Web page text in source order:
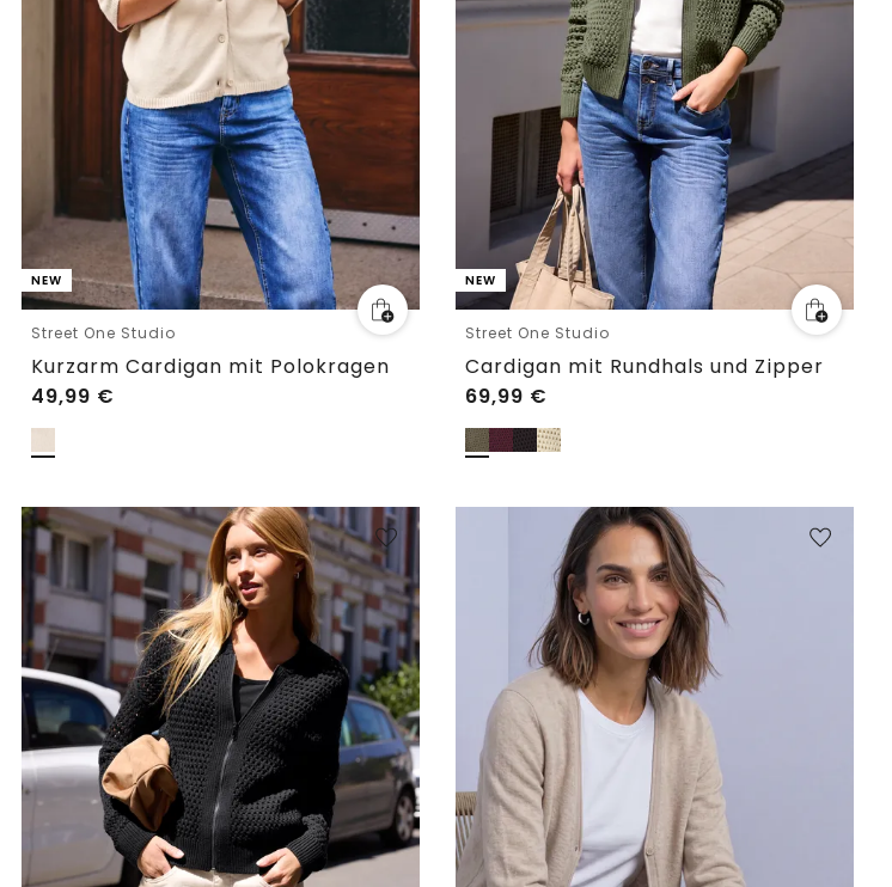
NEW
Street One Studio
Kurzarm Cardigan mit Polokragen
49,99 €
NEW
Street One Studio
Cardigan mit Rundhals und Zipper
69,99 €